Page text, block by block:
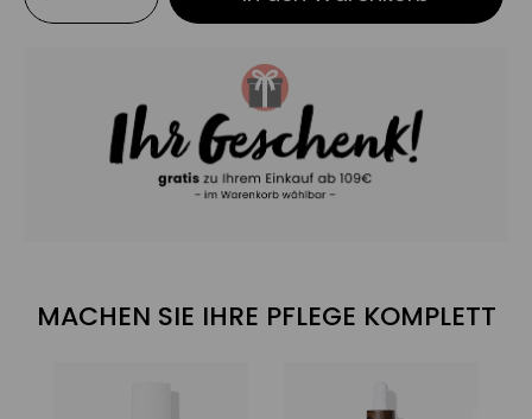
MACHEN SIE IHRE PFLEGE KOMPLETT